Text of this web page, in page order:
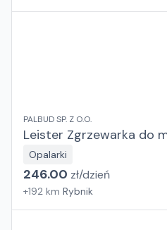
PALBUD SP. Z O.O.
Leister Zgrzewarka do
Opalarki
246.00 zł/dzień
+192 km Rybnik